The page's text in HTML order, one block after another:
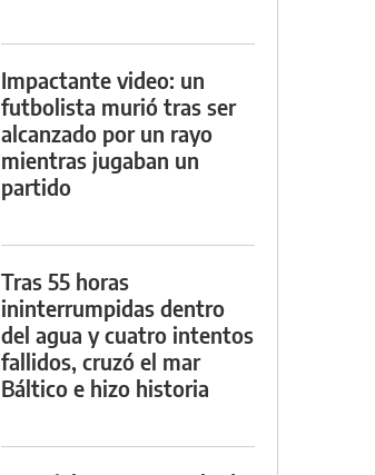
Impactante video: un
futbolista murió tras ser
alcanzado por un rayo
mientras jugaban un
partido
Tras 55 horas
ininterrumpidas dentro
del agua y cuatro intentos
fallidos, cruzó el mar
Báltico e hizo historia